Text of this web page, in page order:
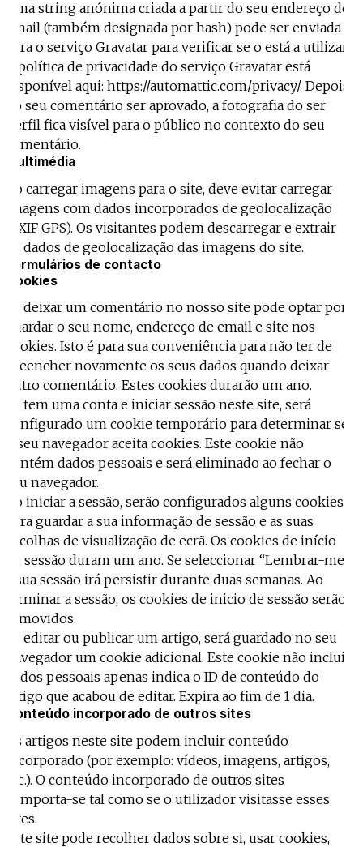
Uma string anónima criada a partir do seu endereço de
email (também designada por hash) pode ser enviada
para o serviço Gravatar para verificar se o está a utilizar.
A política de privacidade do serviço Gravatar está
disponível aqui: https://automattic.com/privacy/. Depois
do seu comentário ser aprovado, a fotografia do ser
perfil fica visível para o público no contexto do seu
comentário.
Multimédia
Ao carregar imagens para o site, deve evitar carregar
imagens com dados incorporados de geolocalização
(EXIF GPS). Os visitantes podem descarregar e extrair
os dados de geolocalização das imagens do site.
Formulários de contacto
Cookies
Se deixar um comentário no nosso site pode optar por
guardar o seu nome, endereço de email e site nos
cookies. Isto é para sua conveniência para não ter de
preencher novamente os seus dados quando deixar
outro comentário. Estes cookies durarão um ano.
Se tem uma conta e iniciar sessão neste site, será
configurado um cookie temporário para determinar se
o seu navegador aceita cookies. Este cookie não
contém dados pessoais e será eliminado ao fechar o
seu navegador.
Ao iniciar a sessão, serão configurados alguns cookies
para guardar a sua informação de sessão e as suas
escolhas de visualização de ecrã. Os cookies de início
de sessão duram um ano. Se seleccionar “Lembrar-me”,
a sua sessão irá persistir durante duas semanas. Ao
terminar a sessão, os cookies de inicio de sessão serão
removidos.
Se editar ou publicar um artigo, será guardado no seu
navegador um cookie adicional. Este cookie não inclui
dados pessoais apenas indica o ID de conteúdo do
artigo que acabou de editar. Expira ao fim de 1 dia.
Conteúdo incorporado de outros sites
Os artigos neste site podem incluir conteúdo
incorporado (por exemplo: vídeos, imagens, artigos,
etc.). O conteúdo incorporado de outros sites
comporta-se tal como se o utilizador visitasse esses
sites.
Este site pode recolher dados sobre si, usar cookies,